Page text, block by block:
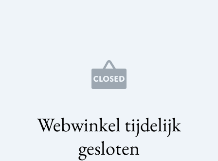
Webwinkel tijdelijk
gesloten